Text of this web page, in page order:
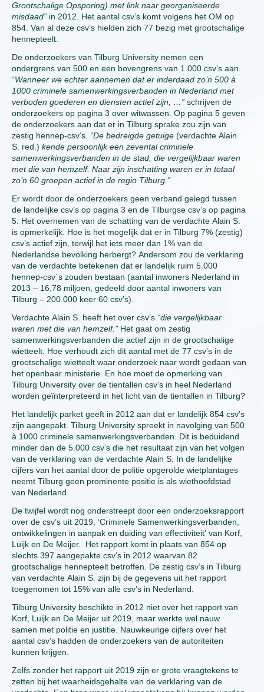
Grootschalige Opsporing) met link naar georganiseerde
misdaad” in 2012. Het aantal csv’s komt volgens het OM op
854. Van al deze csv’s hielden zich 77 bezig met grootschalige
hennepteelt.
De onderzoekers van Tilburg University nemen een
ondergrens van 500 en een bovengrens van 1.000 csv’s aan.
“Wanneer we echter aannemen dat er inderdaad zo’n 500 à
1000 criminele samenwerkingsverbanden in Nederland met
verboden goederen en diensten actief zijn, …” schrijven de
onderzoekers op pagina 3 over witwassen. Op pagina 5 geven
de onderzoekers aan dat er in Tilburg sprake zou zijn van
zestig hennep-csv’s. “De bedreigde getuige (verdachte Alain
S. red.) kende persoonlijk een zevental criminele
samenwerkingsverbanden in de stad, die vergelijkbaar waren
met die van hemzelf. Naar zijn inschatting waren er in totaal
zo’n 60 groepen actief in de regio Tilburg.”
Er wordt door de onderzoekers geen verband gelegd tussen
de landelijke csv’s op pagina 3 en de Tilburgse csv’s op pagina
5. Het overnemen van de schatting van de verdachte Alain S.
is opmerkelijk. Hoe is het mogelijk dat er in Tilburg 7% (zestig)
csv’s actief zijn, terwijl het iets meer dan 1% van de
Nederlandse bevolking herbergt? Andersom zou de verklaring
van de verdachte betekenen dat er landelijk ruim 5.000
hennep-csv´s zouden bestaan (aantal inwoners Nederland in
2013 – 16,78 miljoen, gedeeld door aantal inwoners van
Tilburg – 200.000 keer 60 csv’s).
Verdachte Alain S. heeft het over csv’s “die vergelijkbaar
waren met die van hemzelf.” Het gaat om zestig
samenwerkingsverbanden die actief zijn in de grootschalige
wietteelt. Hoe verhoudt zich dit aantal met de 77 csv’s in de
grootschalige wietteelt waar onderzoek naar wordt gedaan van
het openbaar ministerie. En hoe moet de opmerking van
Tilburg University over de tientallen csv’s in heel Nederland
worden geïnterpreteerd in het licht van de tientallen in Tilburg?
Het landelijk parket geeft in 2012 aan dat er landelijk 854 csv’s
zijn aangepakt. Tilburg University spreekt in navolging van 500
à 1000 criminele samenwerkingsverbanden. Dit is beduidend
minder dan de 5.000 csv’s die het resultaat zijn van het volgen
van de verklaring van de verdachte Alain S. In de landelijke
cijfers van het aantal door de politie opgerolde wietplantages
neemt Tilburg geen prominente positie is als wiethoofdstad
van Nederland.
De twijfel wordt nog onderstreept door een onderzoeksrapport
over de csv’s uit 2019, ‘Criminele Samenwerkingsverbanden,
ontwikkelingen in aanpak en duiding van effectiviteit’ van Korf,
Luijk en De Meijer. Het rapport komt in plaats van 854 op
slechts 397 aangepakte csv’s in 2012 waarvan 82
grootschalige hennepteelt betroffen. De zestig csv’s in Tilburg
van verdachte Alain S. zijn bij de gegevens uit het rapport
toegenomen tot 15% van alle csv’s in Nederland.
Tilburg University beschikte in 2012 niet over het rapport van
Korf, Luijk en De Meijer uit 2019, maar werkte wel nauw
samen met politie en justitie. Nauwkeurige cijfers over het
aantal csv’s hadden de onderzoekers van de autoriteiten
kunnen krijgen.
Zelfs zonder het rapport uit 2019 zijn er grote vraagtekens te
zetten bij het waarheidsgehalte van de verklaring van de